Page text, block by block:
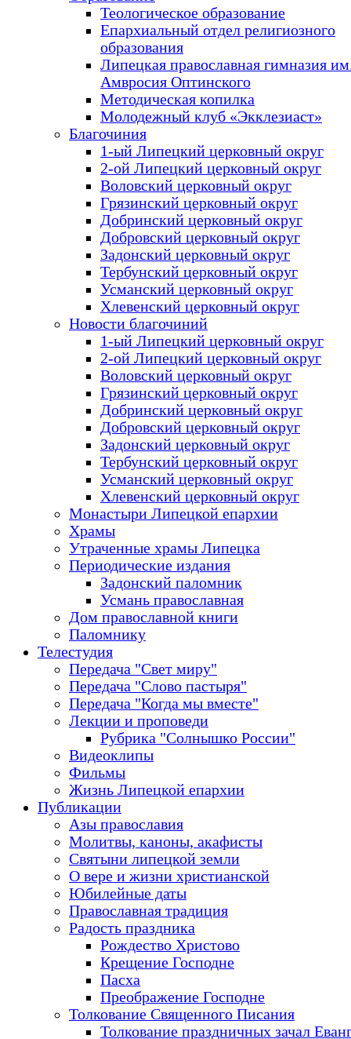
Теологическое образование
Епархиальный отдел религиозного
образования
Липецкая православная гимназия
Амвросия Оптинского
Методическая копилка
Молодежный клуб «Экклезиаст»
Благочиния
1-ый Липецкий церковный округ
2-ой Липецкий церковный округ
Воловский церковный округ
Грязинский церковный округ
Добринский церковный округ
Добровский церковный округ
Задонский церковный округ
Тербунский церковный округ
Усманский церковный округ
Хлевенский церковный округ
Новости благочиний
1-ый Липецкий церковный округ
2-ой Липецкий церковный округ
Воловский церковный округ
Грязинский церковный округ
Добринский церковный округ
Добровский церковный округ
Задонский церковный округ
Тербунский церковный округ
Усманский церковный округ
Хлевенский церковный округ
Монастыри Липецкой епархии
Храмы
Утраченные храмы Липецка
Периодические издания
Задонский паломник
Усмань православная
Дом православной книги
Паломнику
Телестудия
Передача "Свет миру"
Передача "Слово пастыря"
Передача "Когда мы вместе"
Лекции и проповеди
Рубрика "Солнышко России"
Видеоклипы
Фильмы
Жизнь Липецкой епархии
Публикации
Азы православия
Молитвы, каноны, акафисты
Святыни липецкой земли
О вере и жизни христианской
Юбилейные даты
Православная традиция
Радость праздника
Рождество Христово
Крещение Господне
Пасха
Преображение Господне
Толкование Священного Писания
Толкование праздничных зачал